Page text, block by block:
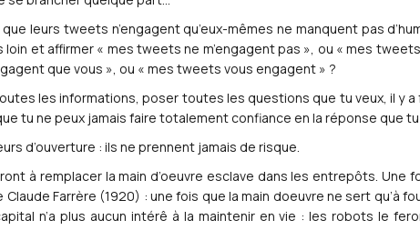
leurs tweets n’engagent qu’eux-mêmes ne manquent pas
loin et affirmer « mes tweets ne m’engagent pas », ou « mes
que vous », ou « mes tweets vous engagent » ?
les informations, poser toutes les questions que tu veux, il y
tu ne peux jamais faire totalement confiance en la réponse que tu
d’ouverture : ils ne prennent jamais de risque.
à remplacer la main d’oeuvre esclave dans les entrepôts. Une
Farrère (1920) : une fois que la main doeuvre ne sert qu’à
n’a plus aucun intérê à la maintenir en vie : les robots le